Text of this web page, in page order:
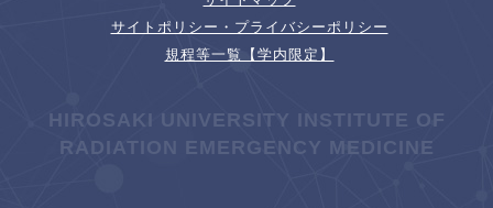
サイトポリシー・プライバシーポリシー
規程等一覧【学内限定】
HIROSAKI UNIVERSITY INSTITUTE OF
RADIATION EMERGENCY MEDICINE